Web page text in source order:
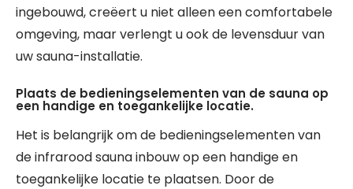
ingebouwd, creëert u niet alleen een comfortabele
omgeving, maar verlengt u ook de levensduur van
uw sauna-installatie.
Plaats de bedieningselementen van de sauna op
een handige en toegankelijke locatie.
Het is belangrijk om de bedieningselementen van
de infrarood sauna inbouw op een handige en
toegankelijke locatie te plaatsen. Door de